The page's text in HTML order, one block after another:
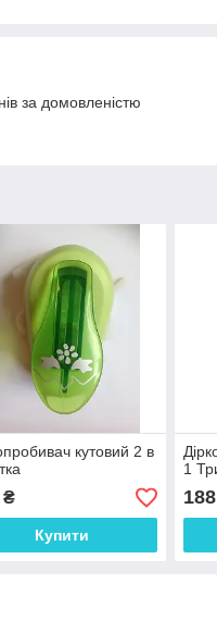
за домовленістю
кутовий 2 в
Купити
1
188